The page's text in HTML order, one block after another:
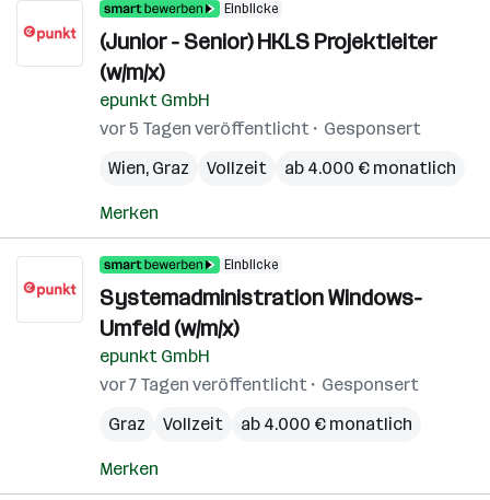
Einblicke
(Junior - Senior) HKLS Projektleiter
(w/m/x)
epunkt GmbH
vor 5 Tagen veröffentlicht
Gesponsert
Wien, Graz Vollzeit ab 4.000 € monatlich
Merken
Einblicke
Systemadministration Windows-
Umfeld (w/m/x)
epunkt GmbH
vor 7 Tagen veröffentlicht
Gesponsert
Graz
Vollzeit ab 4.000 € monatlich
Merken